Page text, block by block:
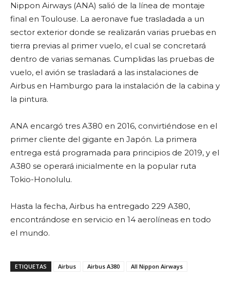
Nippon Airways (ANA) salió de la línea de montaje
final en Toulouse. La aeronave fue trasladada a un
sector exterior donde se realizarán varias pruebas en
tierra previas al primer vuelo, el cual se concretará
dentro de varias semanas. Cumplidas las pruebas de
vuelo, el avión se trasladará a las instalaciones de
Airbus en Hamburgo para la instalación de la cabina y
la pintura.
ANA encargó tres A380 en 2016, convirtiéndose en el
primer cliente del gigante en Japón. La primera
entrega está programada para principios de 2019, y el
A380 se operará inicialmente en la popular ruta
Tokio-Honolulu.
Hasta la fecha, Airbus ha entregado 229 A380,
encontrándose en servicio en 14 aerolíneas en todo
el mundo.
ETIQUETAS Airbus Airbus A380 All Nippon Airways